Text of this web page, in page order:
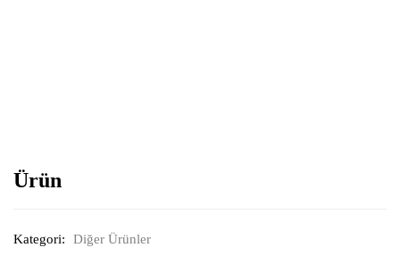
Ürün
Kategori: Diğer Ürünler